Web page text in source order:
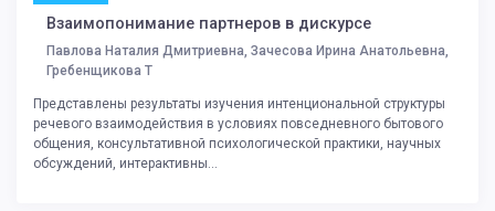
Взаимопонимание партнеров в дискурсе
Павлова Наталия Дмитриевна, Зачесова Ирина Анатольевна,
Гребенщикова Т
Представлены результаты изучения интенциональной структуры
речевого взаимодействия в условиях повседневного бытового
общения, консультативной психологической практики, научных
обсуждений, интерактивны...